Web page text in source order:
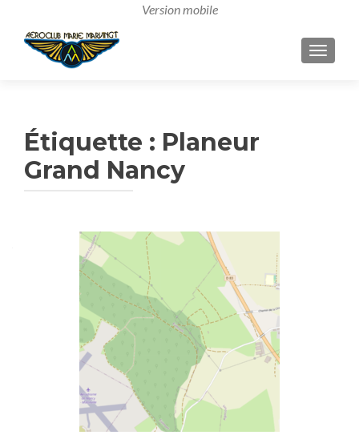
Étiquette : Planeur
Grand Nancy